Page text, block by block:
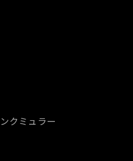
クミュラー